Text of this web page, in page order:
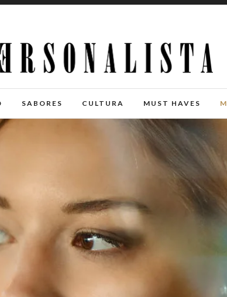
SABORES CULTURA MUST HAVES